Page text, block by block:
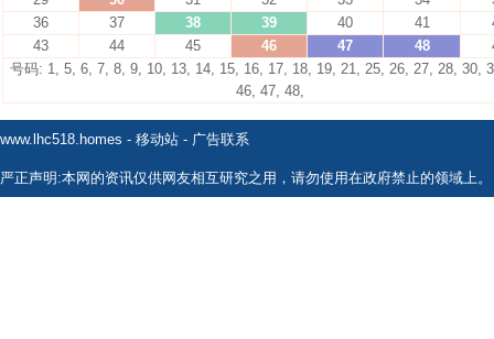
36
37 38 39 40 41
43
44 45 46 47 48
号码: 1, 5, 6, 7, 8, 9, 10, 13, 14, 15, 16, 17, 18, 19, 21, 25, 26, 27, 28, 30,
46, 47, 48,
www.lhc518.homes - 移动站 - 广告联系
严正声明:本网的资讯仅供网友相互研究之用，请勿使用在政府禁止的领域上。